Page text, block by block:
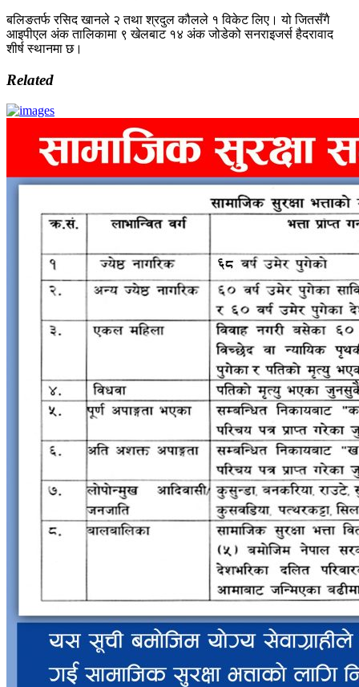
बलिङतर्फ रसिद खानले २ तथा श्रदुल कौलले १ विकेट लिए। यो जितसँगै
आइपीएल अंक तालिकामा ९ खेलबाट १४ अंक जोडेको सनराइजर्स हैदरावाद
शीर्ष स्थानमा छ।
Related